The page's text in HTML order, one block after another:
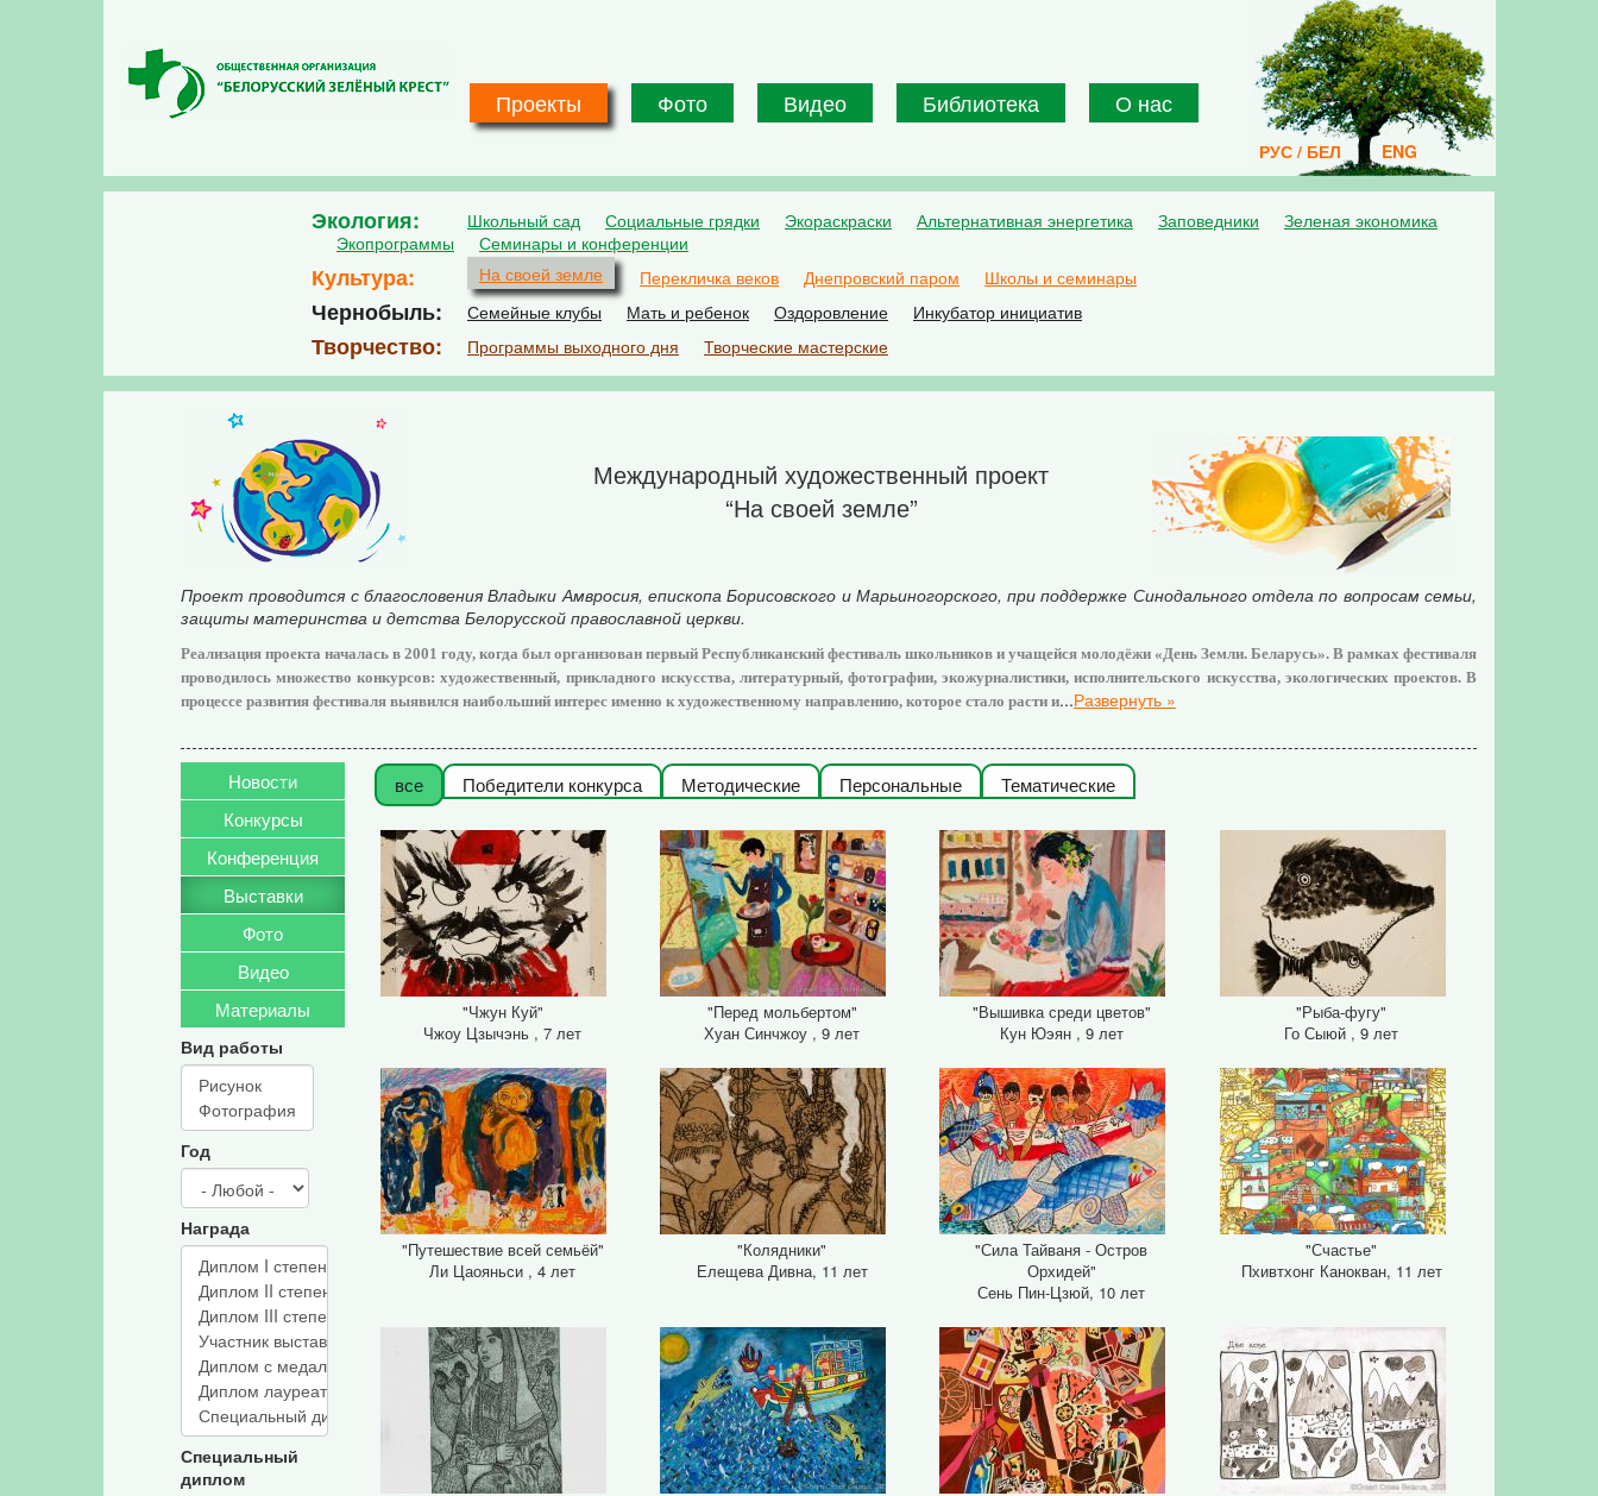
Проекты Фото Видео Библиотека О нас
РУС / БЕЛ ENG
Экология Школьный сад Социальные грядки Экораскраски Альтернативная энергетика Заповедники
Зеленая экономика
Экопрограммы
Семинары и конференции
Культура На своей земле Перекличка веков Днепровский паром Школы и семинары
Чернобыль Семейные клубы Мать и ребенок Оздоровление Инкубатор инициатив
Творчество Программы выходного дня Творческие мастерские
Международный художественный проект
“На своей земле”
Проект проводится с благословения Владыки Амвросия, епископа Борисовского и Марьиногорского, при поддержке Синодального отдела по вопросам семьи,
защиты материнства и детства Белорусской православной церкви.
Реализация проекта началась в 2001 году, когда был организован первый Республиканский фестиваль школьников и учащейся молодёжи «День Земли. Беларусь». В рамках фестиваля
проводилось множество конкурсов: художественный, прикладного искусства, литературный, фотографии, экожурналистики, исполнительского искусства, экологических проектов. В
процессе развития фестиваля выявился наибольший интерес именно к художественному направлению, которое стало расти и...Развернуть »
Новости
Конкурсы
Конференция
Выставки
Фото
Видео
Материалы
Вид работы
Год
Награда
Специальный
диплом
все Победители конкурса Методические Персональные Тематические
"Чжун Куй"
Чжоу Цзычэнь , 7 лет
"Перед мольбертом"
Хуан Синчжоу , 9 лет
"Вышивка среди цветов"
Кун Юэян , 9 лет
"Рыба-фугу"
Го Сыюй , 9 лет
"Путешествие всей семьёй"
Ли Цаояньси , 4 лет
"Колядники"
Елещева Дивна, 11 лет
"Сила Тайваня - Остров
Орхидей"
Сень Пин-Цзюй, 10 лет
"Счастье"
Пхивтхонг Канокван, 11 лет